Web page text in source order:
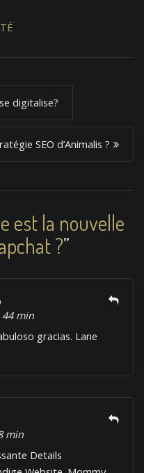
digitalise?
SEO d’Animalis ?
est la nouvelle
?”
min
gracias. Lane
min
Details